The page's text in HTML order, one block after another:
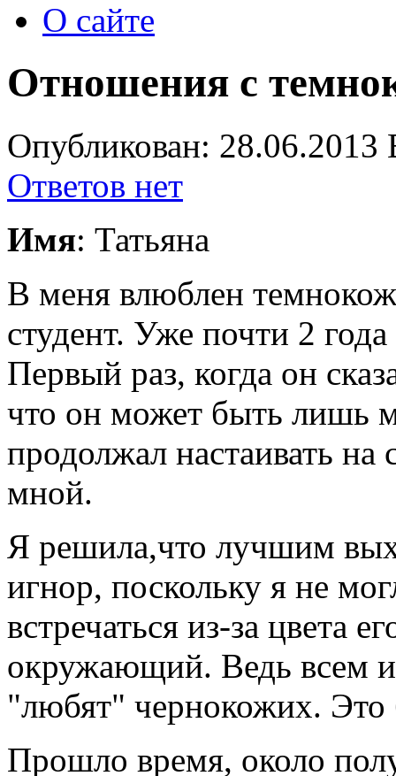
О сайте
Отношения с
Опубликован:
Ответов нет
Имя: Татьяна
В меня влюблен
студент. Уже почти 2
Первый раз, когда он
что он может быть лишь
продолжал настаивать
мной.
Я решила,что лучшим
игнор, поскольку я не
встречаться из-за цвета
окружающий. Ведь всем
"любят" чернокожих. Это
Прошло время, около